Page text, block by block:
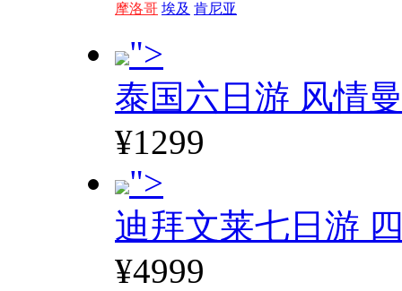
摩洛哥 埃及 肯尼亚
">
泰国六日游 风情
¥1299
">
迪拜文莱七日游
¥4999